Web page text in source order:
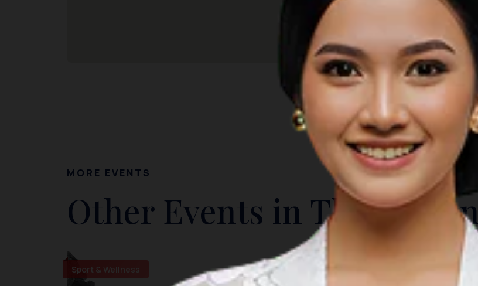
MORE EVENTS
Other Events in The Region
Sport & Wellness